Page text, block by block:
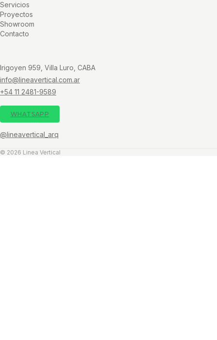
Servicios
Proyectos
Showroom
Contacto
Irigoyen 959, Villa Luro, CABA
info@lineavertical.com.ar
+54 11 2481-9589
WHATSAPP
@lineavertical_arq
© 2026 Linea Vertical